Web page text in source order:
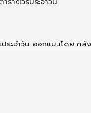
ระจำวัน ออกแบบโดย คลัง